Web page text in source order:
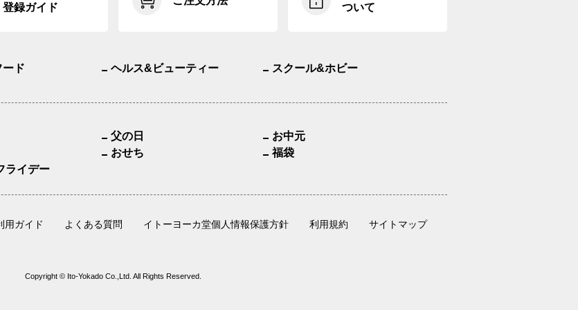
登録ガイド ついて
ード ヘルス&ビューティー スクール&ホビー
父の日
お中元
おせち
福袋
ライデー
用ガイド よくある質問 イトーヨーカ堂個人情報保護方針 利用規約 サイトマップ
Copyright © Ito-Yokado Co.,Ltd. All Rights Reserved.